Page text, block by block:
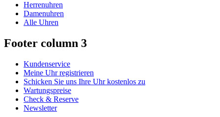
Herrenuhren
Damenuhren
Alle Uhren
Footer column 3
Kundenservice
Meine Uhr registrieren
Schicken Sie uns Ihre Uhr kostenlos zu
Wartungspreise
Check & Reserve
Newsletter